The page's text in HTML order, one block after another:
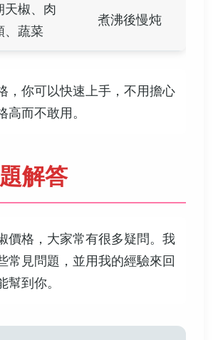
天椒、肉
、蔬菜
煮沸後慢炖
，你可以快速上手，不用擔心
高而不敢用。
解答
價格，大家常有很多疑問。我
常見問題，並用我的經驗來回
幫到你。